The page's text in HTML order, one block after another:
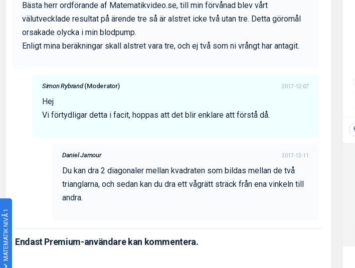
MATEMATIK NIVÅ 1
Bästa herr ordförande af Matematikvideo.se, till min förvånad blev vårt
välutvecklade resultat på ärende tre så är alstret icke två utan tre. Detta göromål
orsakade olycka i min blodpump.
Enligt mina beräkningar skall alstret vara tre, och ej två som ni vrångt har antagit.
Simon Rybrand(Moderator) 2017-12-07
Hej
Vi förtydligar detta i facit, hoppas att det blir enklare att förstå då.
Daniel Jamour 2017-12-11
Du kan dra 2 diagonaler mellan kvadraten som bildas mellan de två
trianglarna, och sedan kan du dra ett vågrätt sträck från ena vinkeln till
andra.
Endast Premium-användare kan kommentera.